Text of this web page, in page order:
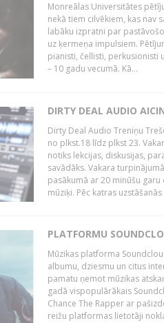
Monreālas Universitātes
nekā tiem cilvēkiem, kas nav
labāku izpratni par
uz ķermeņa impulsiem.
pianisti, čellisti, perkusionisti
– 10 gadu vecumā. Kā...
DIRTY DEAL AUDIO
Dirty Deal Audio Treniņu
no plkst.18 līdz plkst 23.
notiks lekcijas, diskusijas,
savādāks. Vakara
pasākumā ar 20 minūšu
mūziķi. Pēc katras uzstāšanās
PLATFORMU
Mūzikas platforma
albumu, dziesmu un citus
pamatu ņemot mūzikas
gadā vispopulārākais
Chance The Rapper ar
reižu platformas lietotāji